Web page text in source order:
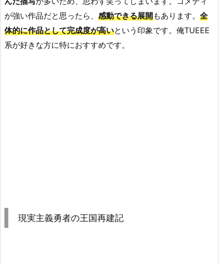
が強い作品だと思ったら、 感動できる展開もあります。 全
体的に作品として完成度が高いという印象です。俺TUEEE
系が好きな方に特におすすめです。
現実主義勇者の王国再建記